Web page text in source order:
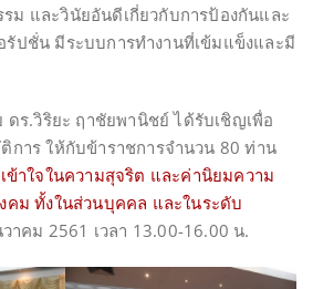
ม และวินัยอันดีเกี่ยวกับการป้องกันและ
ปชั่น มีระบบการทำงานที่เข้มแข็งและมี
ดร.วิริยะ ฤาชัยพานิชย์ ได้รับเชิญเพื่อ
การ ให้กับข้าราชการจำนวน 80 ท่าน
ข้าใจในความสุจริต และค่านิยมความ
คม ทั้งในส่วนบุคคล และในระดับ
าคม 2561 เวลา 13.00-16.00 น.